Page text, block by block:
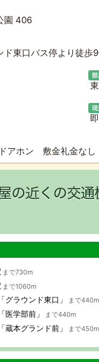
園 406
ド東口バス停より徒
部
東
現
アホン 敷金礼金な
まで730m
まで1060m
「グラウンド東口」
まで440m
「医学部前」
まで440m
「蔵本グランド前」 まで450m